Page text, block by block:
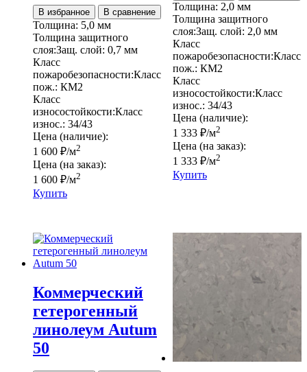
В избранное В сравнение
Толщина: 5,0 мм
Толщина защитного
слоя:Защ. слой: 0,7 мм
Класс
пожаробезопасности:Класс
пож.: КМ2
Класс
износостойкости:Класс
износ.: 34/43
Цена (наличие):
1 600 ₽/м2
Цена (на заказ):
1 600 ₽/м2
Купить
Толщина: 2,0 мм
Толщина защитного
слоя:Защ. слой: 2,0 мм
Класс
пожаробезопасности:Класс
пож.: КМ2
Класс
износостойкости:Класс
износ.: 34/43
Цена (наличие):
1 333 ₽/м2
Цена (на заказ):
1 333 ₽/м2
Купить
Коммерческий
гетерогенный
линолеум Autum
50